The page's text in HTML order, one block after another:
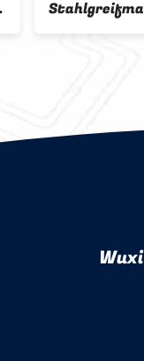
Schrottmühle